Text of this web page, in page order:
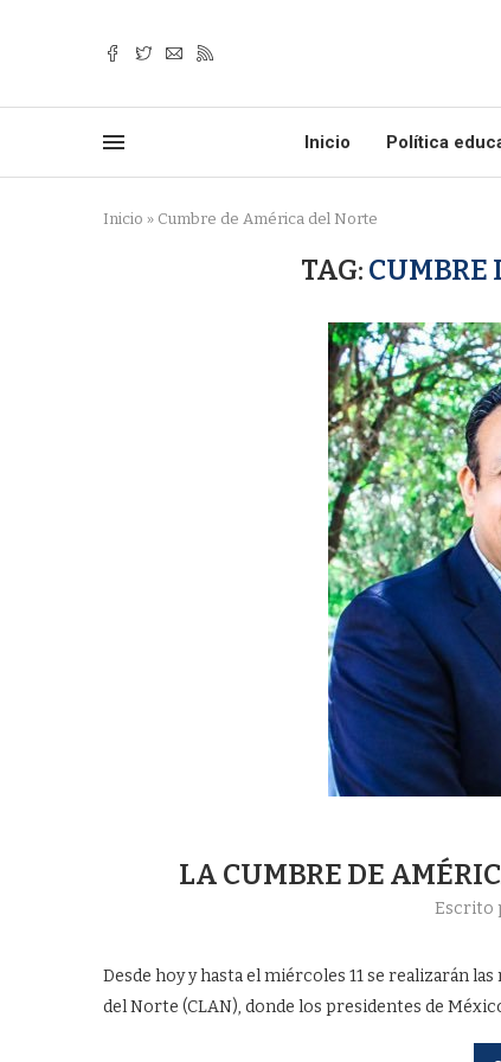
Inicio Política
Inicio » Cumbre de América del Norte
TAG: CUMBRE
LA CUMBRE DE
Escrito
Desde hoy y hasta el miércoles 11 se realizarán
del Norte (CLAN), donde los presidentes de